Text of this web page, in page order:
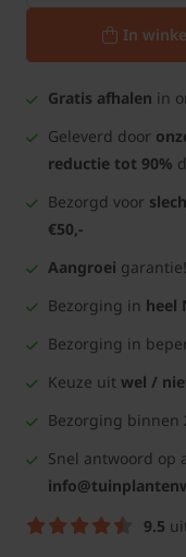
In
Gratis afhalen in
Geleverd door
reductie tot 90%
Bezorgd voor
€50,-
Aangroei garantie!
Bezorging in heel
Bezorging in
Keuze uit wel /
Bezorging binnen
Snel antwoord op
9.5